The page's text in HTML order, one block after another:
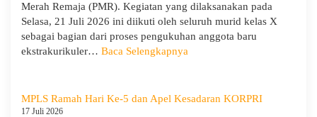
dan
XII
Pelajaran
Merah Remaja (PMR). Kegiatan yang dilaksanakan pada
Selasa, 21 Juli 2026 ini diikuti oleh seluruh murid kelas X
sebagai bagian dari proses pengukuhan anggota baru
ekstrakurikuler… Baca Selengkapnya
1
MPLS Ramah Hari Ke-5 dan Apel Kesadaran KORPRI
17 Juli 2026